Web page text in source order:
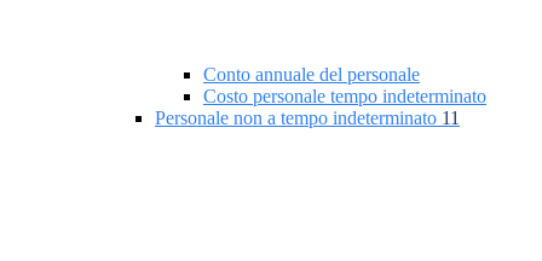
Conto annuale del personale
Costo personale tempo indeterminato
Personale non a tempo indeterminato 11